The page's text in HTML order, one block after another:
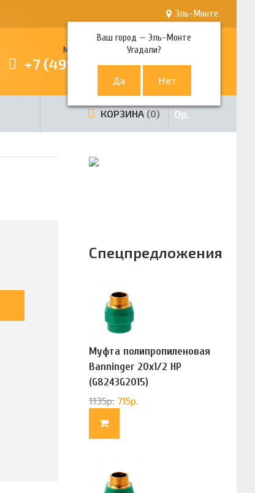
Эль-Монте
Ваш город —Эль-Монте
Угадали?
Многоканальный телефон
+7 (499) 380-80-80
КОРЗИНА 0 0р.
Спецпредложения
Муфта полипропиленовая
Banninger 20х1/2 НР
(G8243G2015)
1135р. 715р.